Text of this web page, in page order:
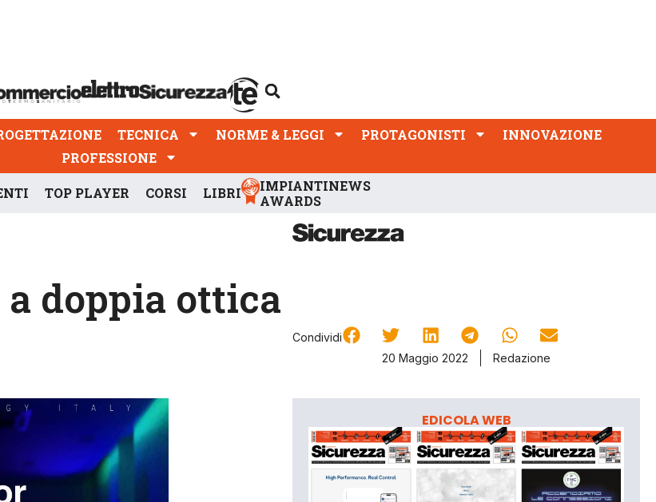
TECNICA NORME & LEGGI PROTAGONISTI
INNOVAZIONE
PROFESSIONE
TOP PLAYER CORSI LIBRI
IMPIANTINEWS
AWARDS
doppia ottica
Condividi
20 Maggio 2022
Redazione
EDICOLA WEB